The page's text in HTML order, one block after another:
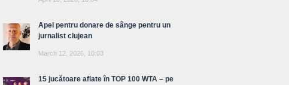
Apel pentru donare de sânge pentru un
jurnalist clujean
March 12, 2026, 10:03
15 jucătoare aflate în TOP 100 WTA – pe